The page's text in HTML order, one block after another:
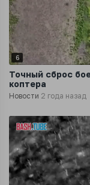
6
Точный сброс
коптера
Новости 2 года назад